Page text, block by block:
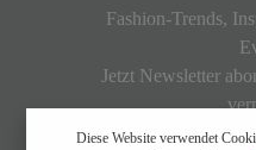
Fashion-Trends,
Jetzt Newsletter
Diese Website verwendet